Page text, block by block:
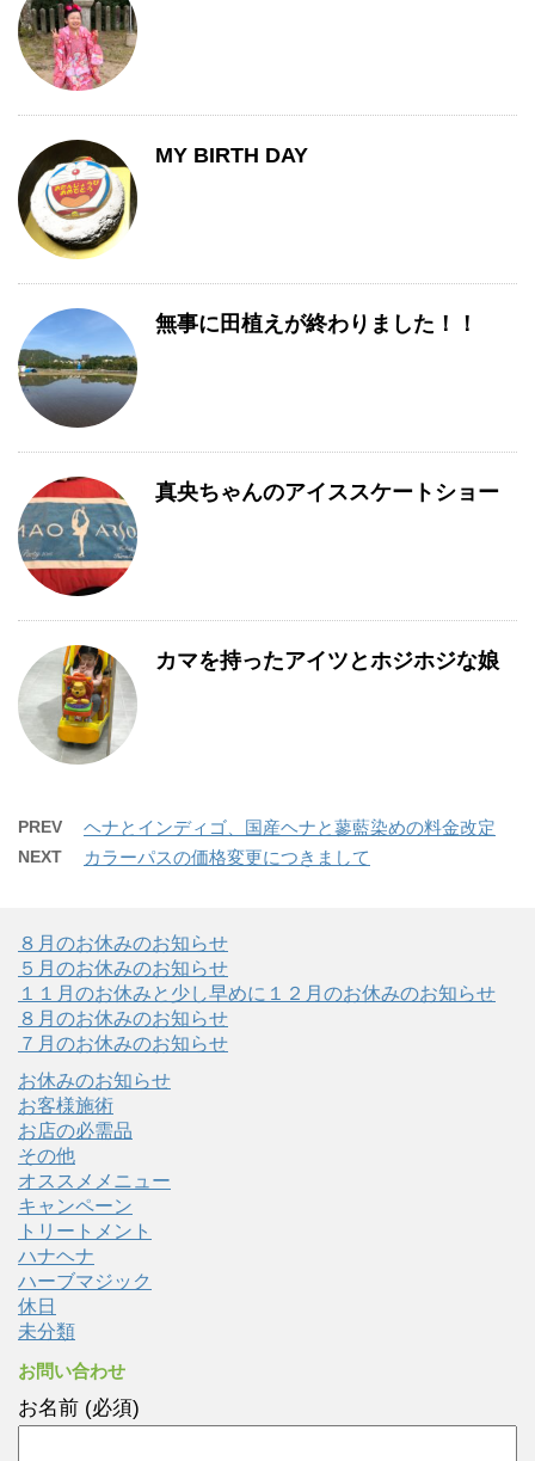
MY BIRTH DAY
無事に田植えが終わりました！！
真央ちゃんのアイススケートショー
カマを持ったアイツとホジホジな娘
PREV ヘナとインディゴ、国産ヘナと蓼藍染めの料金改定
NEXT カラーパスの価格変更につきまして
８月のお休みのお知らせ
５月のお休みのお知らせ
１１月のお休みと少し早めに１２月のお休みのお知らせ
８月のお休みのお知らせ
７月のお休みのお知らせ
お休みのお知らせ
お客様施術
お店の必需品
その他
オススメメニュー
キャンペーン
トリートメント
ハナヘナ
ハーブマジック
休日
未分類
お問い合わせ
お名前 (必須)